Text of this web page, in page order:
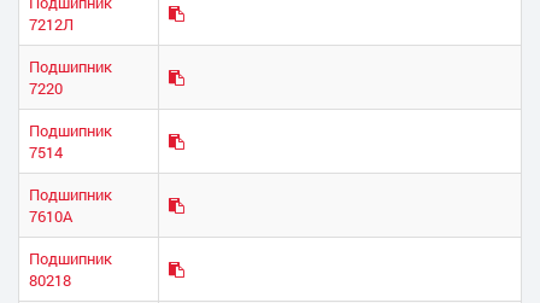
7212Л
Подшипник
7220
Подшипник
7514
Подшипник
7610А
Подшипник
80218